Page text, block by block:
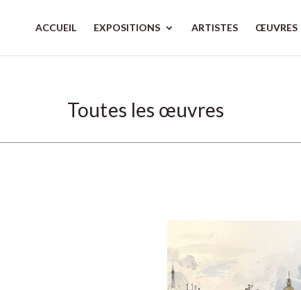
ACCUEIL EXPOSITIONS ARTISTES ŒUVRES
Toutes les œuvres